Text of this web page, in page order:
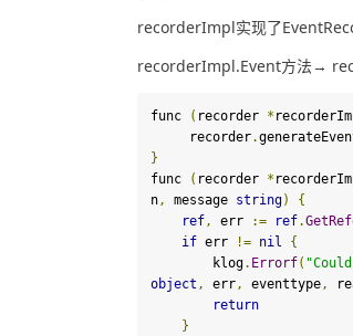
recorderImpl实现了
recorderImpl.Event方法→
func ( recorder *
     recorder
.
}
func
( recorder *
n, message string)
{
ref, err := ref.
if err != nil
{
        klog
. Errorf(
object , err, eventtype,
return
}